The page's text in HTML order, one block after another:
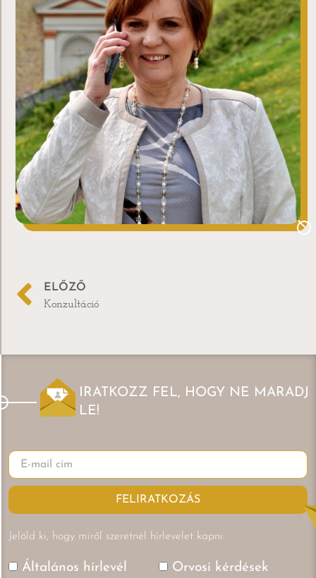
ELŐZŐ
Konzultáció
IRATKOZZ FEL, HOGY NE MARADJ
LE!
FELIRATKOZÁS
Jelöld ki, hogy miről szeretnél hírlevelet kapni:
Általános hírlevél Orvosi kérdések